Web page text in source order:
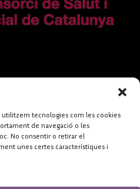
tecnologies com les cookies
de navegació o les
No consentir o retirar el
unes certes característiques i